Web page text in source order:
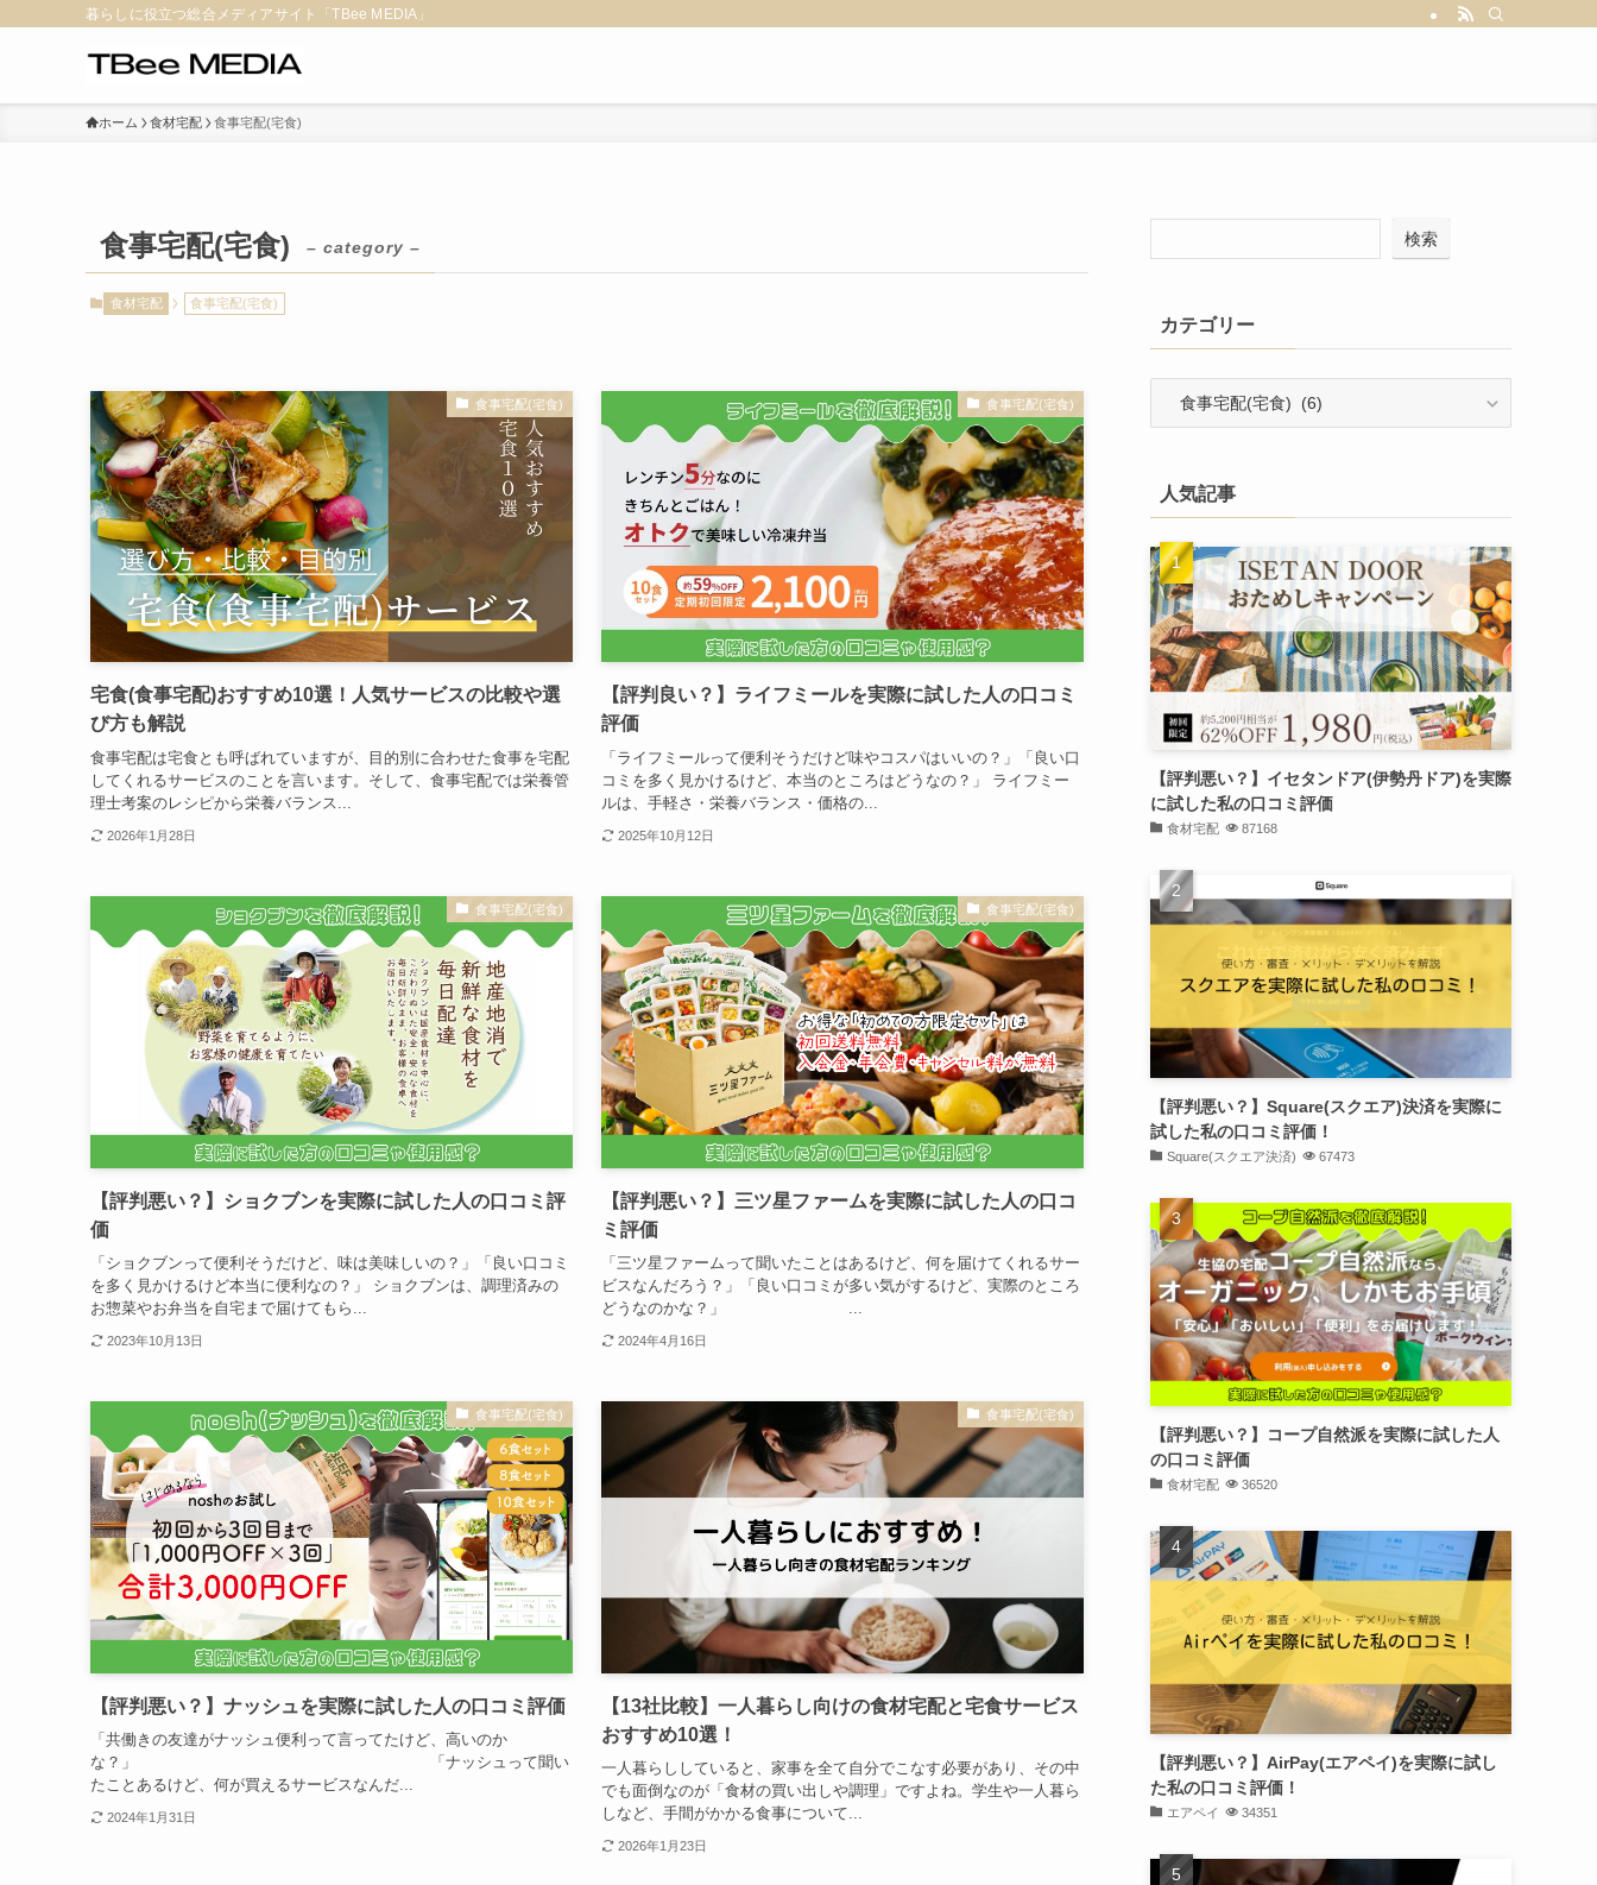
暮らしに役立つ総合メディアサイト「TBee MEDIA」
ホーム 食材宅配 食事宅配(宅食)
食事宅配(宅食) – category –
食材宅配 食事宅配(宅食)
食事宅配(宅食)
宅食(食事宅配)おすすめ10選！人気サービスの比較や選
び方も解説
食事宅配は宅食とも呼ばれていますが、目的別に合わせた食事を宅配
してくれるサービスのことを言います。そして、食事宅配では栄養管
理士考案のレシピから栄養バランス...
2026年1月28日
食事宅配(宅食)
【評判良い？】ライフミールを実際に試した人の口コミ
評価
「ライフミールって便利そうだけど味やコスパはいいの？」「良い口
コミを多く見かけるけど、本当のところはどうなの？」 ライフミー
ルは、手軽さ・栄養バランス・価格の...
2025年10月12日
食事宅配(宅食)
【評判悪い？】ショクブンを実際に試した人の口コミ評
価
「ショクブンって便利そうだけど、味は美味しいの？」「良い口コミ
を多く見かけるけど本当に便利なの？」 ショクブンは、調理済みの
お惣菜やお弁当を自宅まで届けてもら...
2023年10月13日
食事宅配(宅食)
【評判悪い？】三ツ星ファームを実際に試した人の口コ
ミ評価
「三ツ星ファームって聞いたことはあるけど、何を届けてくれるサー
ビスなんだろう？」「良い口コミが多い気がするけど、実際のところ
どうなのかな？」 ...
2024年4月16日
食事宅配(宅食)
【評判悪い？】ナッシュを実際に試した人の口コミ評価
「共働きの友達がナッシュ便利って言ってたけど、高いのか
な？」 「ナッシュって聞い
たことあるけど、何が買えるサービスなんだ...
2024年1月31日
食事宅配(宅食)
【13社比較】一人暮らし向けの食材宅配と宅食サービス
おすすめ10選！
一人暮らししていると、家事を全て自分でこなす必要があり、その中
でも面倒なのが「食材の買い出しや調理」ですよね。学生や一人暮ら
しなど、手間がかかる食事について...
2026年1月23日
検索
カテゴリー
ー人気記事
【評判悪い？】イセタンドア(伊勢丹ドア)を実際
に試した私の口コミ評価
食材宅配 87168
【評判悪い？】Square(スクエア)決済を実際に
試した私の口コミ評価！
Square(スクエア決済) 67473
【評判悪い？】コープ自然派を実際に試した人
の口コミ評価
食材宅配 36520
【評判悪い？】AirPay(エアペイ)を実際に試し
た私の口コミ評価！
エアペイ 34351